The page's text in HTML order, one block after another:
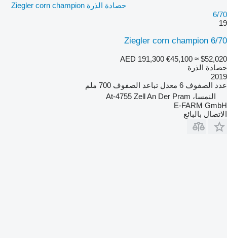
حصادة الذرة Ziegler corn champion
6/70
19
Ziegler corn champion 6/70
AED 191,300 €45,100 ≈ $52,020
حصادة الذرة
2019
عدد الصفوف 6 معدل تباعد الصفوف 700 ملم
النمسا، At-4755 Zell An Der Pram
E-FARM GmbH
الاتصال بالبائع